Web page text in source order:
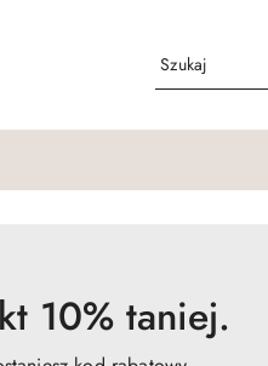
10% taniej.